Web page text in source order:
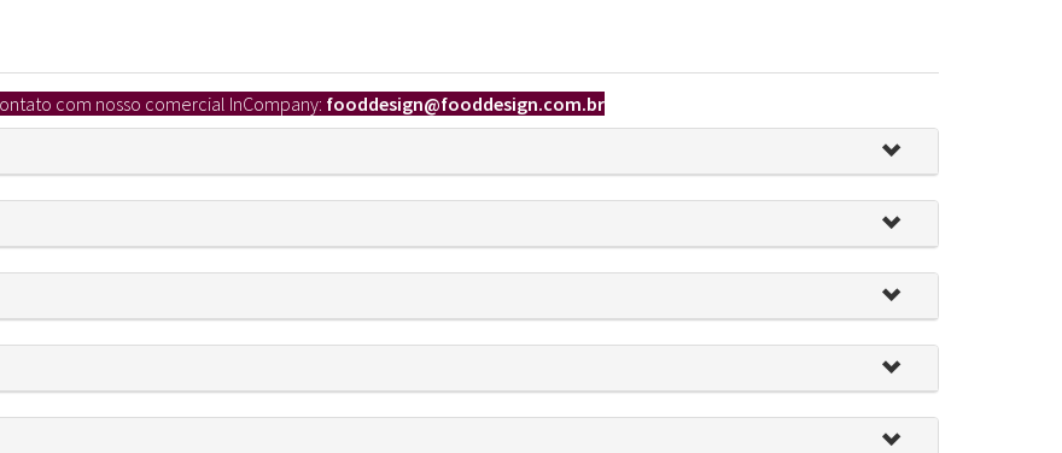
com nosso comercial InCompany: fooddesign@fooddesign.com.br